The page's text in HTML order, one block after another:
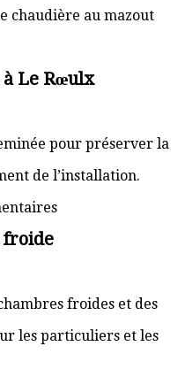
chaudière au mazout
à Le Rœulx
pour préserver la
de l’installation.
froide
froides et des
les particuliers et les